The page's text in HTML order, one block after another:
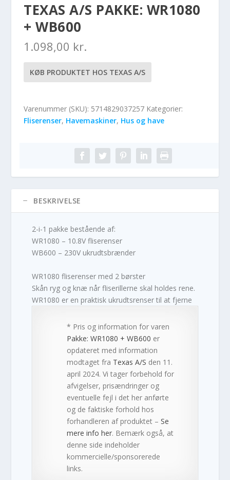
TEXAS A/S PAKKE: WR1080
+ WB600
1.098,00 kr.
KØB PRODUKTET HOS TEXAS A/S
Varenummer (SKU): 5714829037257 Kategorier:
Fliserenser, Havemaskiner, Hus og have
BESKRIVELSE
2-i-1 pakke bestående af:
WR1080 – 10.8V fliserenser
WB600 – 230V ukrudtsbrænder
WR1080 fliserenser med 2 børster
Skån ryg og knæ når fliserillerne skal holdes rene.
WR1080 er en praktisk ukrudtsrenser til at fjerne
* Pris og information for varen
Pakke: WR1080 + WB600 er
opdateret med information
modtaget fra Texas A/S den 11.
april 2024. Vi tager forbehold for
afvigelser, prisændringer og
eventuelle fejl i det her anførte
og de faktiske forhold hos
forhandleren af produktet –Se
mere info her. Bemærk også, at
denne side indeholder
kommercielle/sponsorerede
links.